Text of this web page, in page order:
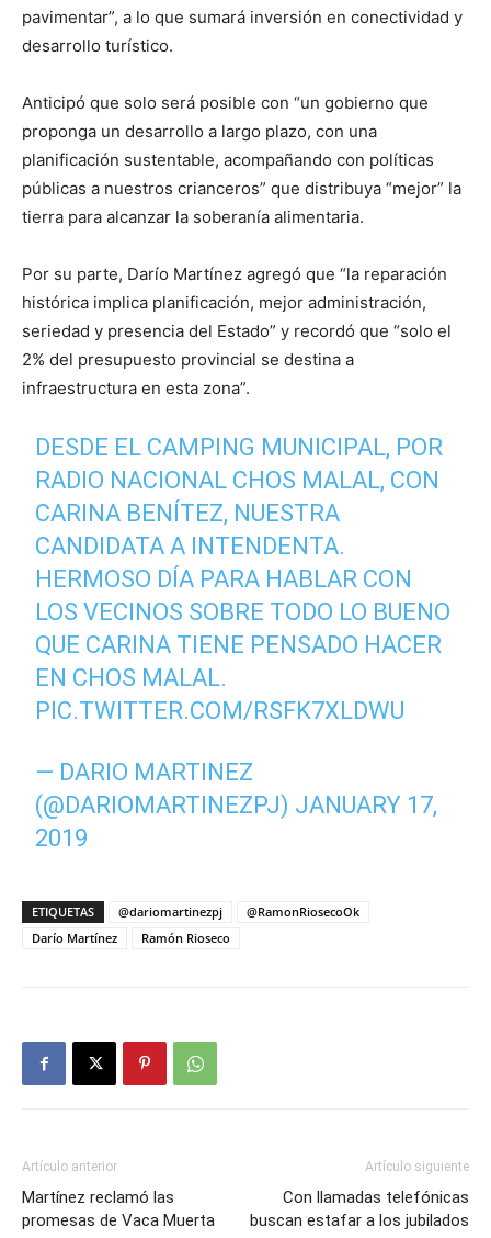
pavimentar”, a lo que sumará inversión en conectividad y
desarrollo turístico.
Anticipó que solo será posible con “un gobierno que
proponga un desarrollo a largo plazo, con una
planificación sustentable, acompañando con políticas
públicas a nuestros crianceros” que distribuya “mejor” la
tierra para alcanzar la soberanía alimentaria.
Por su parte, Darío Martínez agregó que “la reparación
histórica implica planificación, mejor administración,
seriedad y presencia del Estado” y recordó que “solo el
2% del presupuesto provincial se destina a
infraestructura en esta zona”.
DESDE EL CAMPING MUNICIPAL, POR
RADIO NACIONAL CHOS MALAL, CON
CARINA BENÍTEZ, NUESTRA
CANDIDATA A INTENDENTA.
HERMOSO DÍA PARA HABLAR CON
LOS VECINOS SOBRE TODO LO BUENO
QUE CARINA TIENE PENSADO HACER
EN CHOS MALAL.
PIC.TWITTER.COM/RSFK7XLDWU
— DARIO MARTINEZ
(@DARIOMARTINEZPJ) JANUARY 17,
2019
ETIQUETAS @dariomartinezpj
@RamonRiosecoOk
Darío Martínez
Ramón Rioseco
Artículo anterior
Martínez reclamó las
promesas de Vaca Muerta
Artículo siguiente
Con llamadas telefónicas
buscan estafar a los jubilados